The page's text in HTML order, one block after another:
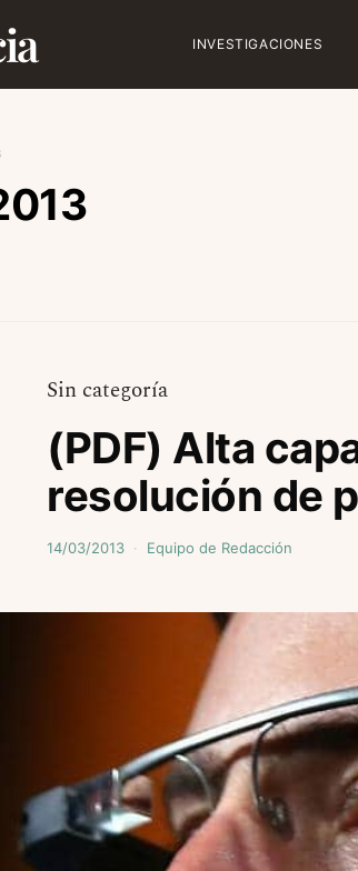
INVESTIGACIONES
Sin categoría
(PDF) Alta
resolución de
14/03/2013 Equipo de Redacción